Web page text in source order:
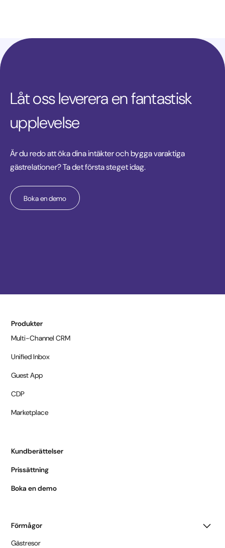
Låt oss leverera en fantastisk
upplevelse
Är du redo att öka dina intäkter och bygga varaktiga
gästrelationer? Ta det första steget idag.
Boka en demo
Produkter
Multi-Channel CRM
Unified Inbox
Guest App
CDP
Marketplace
Kundberättelser
Prissättning
Boka en demo
Förmågor
Gästresor